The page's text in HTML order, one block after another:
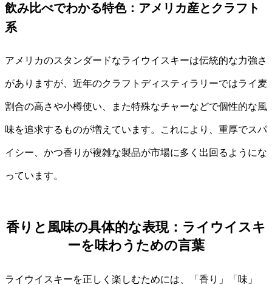
飲み比べでわかる特色：アメリカ産とクラフト
系
アメリカのスタンダードなライウイスキーは伝統的な力強さ
がありますが、近年のクラフトディスティラリーではライ麦
割合の高さや小樽使い、また特殊なチャーなどで個性的な風
味を追求するものが増えています。これにより、重厚でスパ
イシー、かつ香りが複雑な製品が市場に多く出回るようにな
っています。
香りと風味の具体的な表現：ライウイスキ
ーを味わうための言葉
ライウイスキーを正しく楽しむためには、「香り」「味」